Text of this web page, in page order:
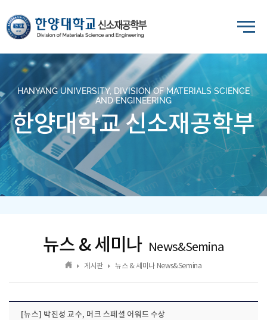
HANYANG UNIVERSITY, DIVISION OF MATERIALS SCIENCE
AND ENGINEERING
한양대학교 신소재공학부
뉴스 & 세미나 News&Semina
게시판 뉴스 & 세미나 News&Semina
[뉴스] 박진성 교수, 머크 스페셜 어워드 수상